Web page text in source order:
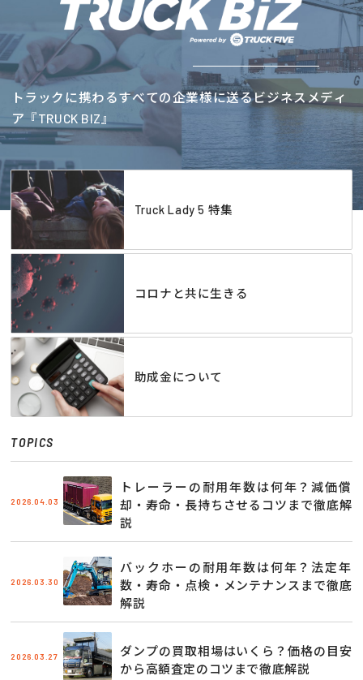
トラックに携わるすべての企業様に送るビジネスメディ
ア『TRUCK BIZ』
Truck Lady 5 特集
コロナと共に生きる
助成金について
TOPICS
2026.04.03
トレーラーの耐用年数は何年？減価償
却・寿命・長持ちさせるコツまで徹底解
説
2026.03.30
バックホーの耐用年数は何年？法定年
数・寿命・点検・メンテナンスまで徹底
解説
2026.03.27
ダンプの買取相場はいくら？価格の目安
から高額査定のコツまで徹底解説